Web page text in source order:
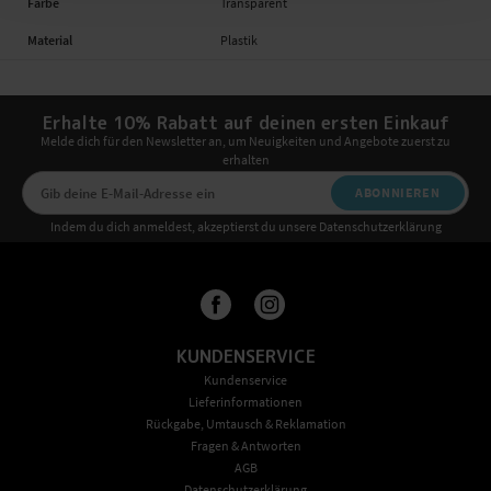
Material Plastik
Erhalte 10% Rabatt auf deinen ersten Einkauf
Melde dich für den Newsletter an, um Neuigkeiten und Angebote zuerst zu
erhalten
ABONNIEREN
Indem du dich anmeldest, akzeptierst du unsere Datenschutzerklärung
KUNDENSERVICE
Kundenservice
Lieferinformationen
Rückgabe, Umtausch & Reklamation
Fragen & Antworten
AGB